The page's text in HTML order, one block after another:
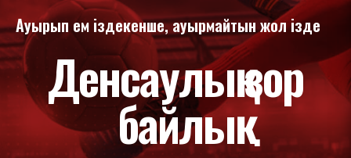
Ауырып ем іздекенше, ауырмайтын жол ізде
Денсаулық зор
байлық